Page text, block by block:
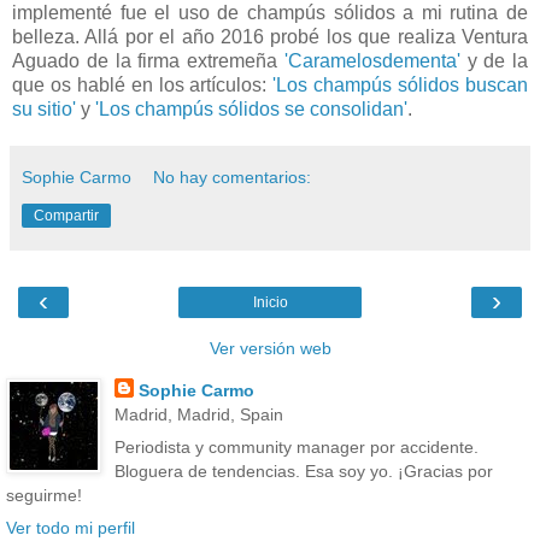
implementé fue el uso de champús sólidos a mi rutina de
belleza. Allá por el año 2016 probé los que realiza Ventura
Aguado de la firma extremeña 'Caramelosdementa'y de la
que os hablé en los artículos:'Los champús sólidos buscan
su sitio' y 'Los champús sólidos se consolidan'.
Sophie Carmo No hay comentarios:
Compartir
‹ ›
Inicio
Ver versión web
Sophie Carmo
Madrid, Madrid, Spain
Periodista y community manager por accidente.
Bloguera de tendencias. Esa soy yo. ¡Gracias por
seguirme!
Ver todo mi perfil